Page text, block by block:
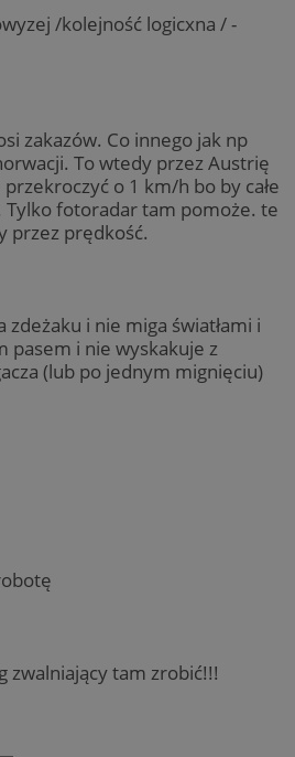
/kolejność logicxna / -
zakazów. Co innego jak np
To wtedy przez Austrię
o 1 km/h bo by całe
Tylko fotoradar tam pomoże. te
przez prędkość.
i nie miga światłami i
pasem i nie wyskakuje z
(lub po jednym mignięciu)
zwalniający tam zrobić!!!